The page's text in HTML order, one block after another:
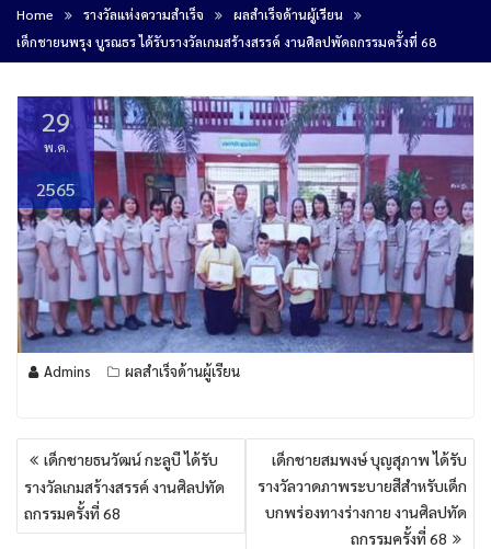
content
Home รางวัลแห่งความสำเร็จ
ผลสำเร็จด้านผู้เรียน
เด็กชายนพรุง บูรณธร ได้รับรางวัลเกมสร้างสรรค์ งานศิลปพัดถกรรมครั้งที่ 68
29
พ.ค.
2565
Admins ผลสำเร็จด้านผู้เรียน
แนะแนว
เรื่องเด็กชายธนวัฒน์ กะลูบี ได้รับ
รางวัลเกมสร้างสรรค์ งานศิลปทัด
ถกรรมครั้งที่ 68
เด็กชายสมพงษ์ บุญสุภาพ ได้รับ
รางวัลวาดภาพระบายสีสำหรับเด็ก
บกพร่องทางร่างกาย งานศิลปทัด
ถกรรมครั้งที่ 68